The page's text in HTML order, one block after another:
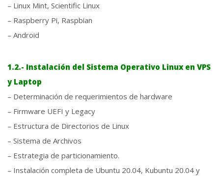
– Linux Mint, Scientific Linux
– Raspberry Pi, Raspbian
– Android
1.2.- Instalación del Sistema Operativo Linux en VPS
y Laptop
– Determinación de requerimientos de hardware
– Firmware UEFI y Legacy
– Estructura de Directorios de Linux
– Sistema de Archivos
– Estrategia de particionamiento.
– Instalación completa de Ubuntu 20.04, Kubuntu 20.04 y